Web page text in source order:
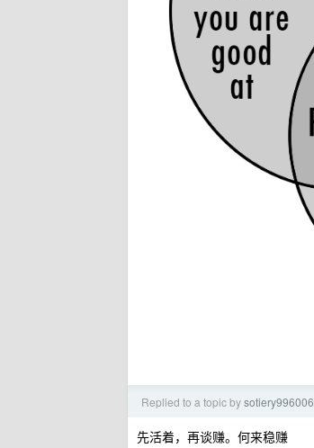
Replied to a topic bysotiery996006
先活着，再谈赚。何来稳赚